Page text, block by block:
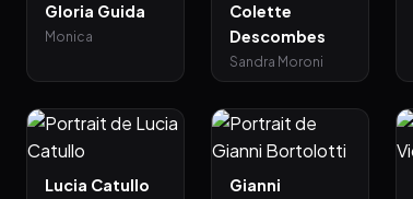
Gloria Guida
Monica
Colette
Descombes
Sandra Moroni
Lucia Catullo
Gianni